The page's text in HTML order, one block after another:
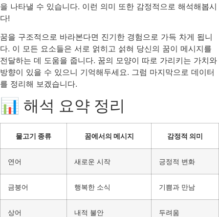
을 나타낼 수 있습니다. 이런 의미 또한 감정적으로 해석해봅시
다!
꿈을 구조적으로 바라본다면 진기한 경험으로 가득 차게 됩니
다. 이 모든 요소들은 서로 얽히고 섥혀 당신의 꿈이 메시지를
전달하는 데 도움을 줍니다. 꿈의 모양이 따로 가리키는 가치와
방향이 있을 수 있으니 기억해두세요. 그럼 마지막으로 데이터
를 정리해 보겠습니다.
📊 해석 요약 정리
물고기 종류 꿈에서의 메시지 감정적 의미
연어 새로운 시작 긍정적 변화
금붕어 행복한 소식 기쁨과 만남
상어 내적 불안 두려움